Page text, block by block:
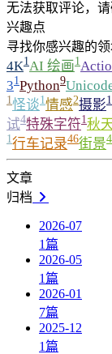
无法获取评论，
兴趣点
寻找你感兴趣的
4K1AI 绘画1
31Python9
1怪谈1情感2摄影1
试4特殊字符1秋
1行车记录46街景
文章
归档
2026-07
1篇
2026-05
1篇
2026-01
7篇
2025-12
1篇